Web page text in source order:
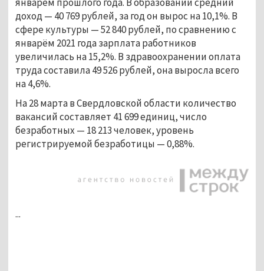
доход — 40 769 рублей, за год он вырос на 10,1%. В
сфере культуры — 52 840 рублей, по сравнению с
январём 2021 года зарплата работников
увеличилась на 15,2%. В здравоохранении оплата
труда составила 49 526 рублей, она выросла всего
на 4,6%.
На 28 марта в Свердловской области количество
вакансий составляет 41 699 единиц, число
безработных — 18 213 человек, уровень
регистрируемой безработицы — 0,88%.
...